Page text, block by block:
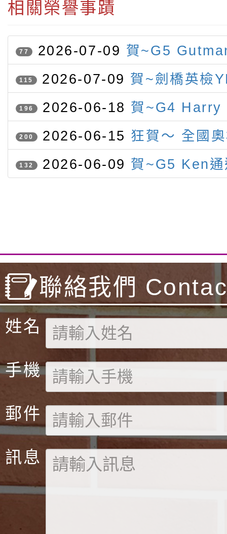
相關榮譽事蹟
77 2026-07-09 賀~G5
競賽 榮獲字音字形第二名
115 2026-07-09 賀~劍橋英檢
認證 表現優異（滿盾牌）名單
196 2026-06-18 賀~G4 Harry
Gutmann參加IMC榮獲一銀一
灣參賽
200 2026-06-15 狂賀～ 全國
競賽 本校學生勇奪三金三銀一
132 2026-06-09 賀~G5 Ken
聯絡我們
姓名
手機
郵件
訊息